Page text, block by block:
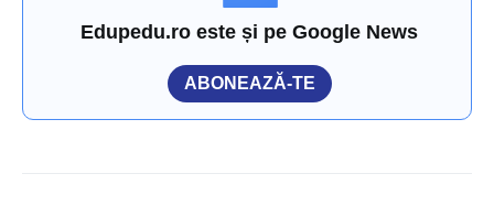
Edupedu.ro este și pe Google News
ABONEAZĂ-TE